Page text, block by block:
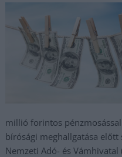
millió forintos
bírósági meghallgatása
Nemzeti Adó- és Vámhivatal